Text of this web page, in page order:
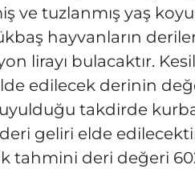
ve tuzlanmış yaş
hayvanların
lirayı bulacaktır.
edilecek derinin
takdirde
geliri elde
tahmini deri değeri